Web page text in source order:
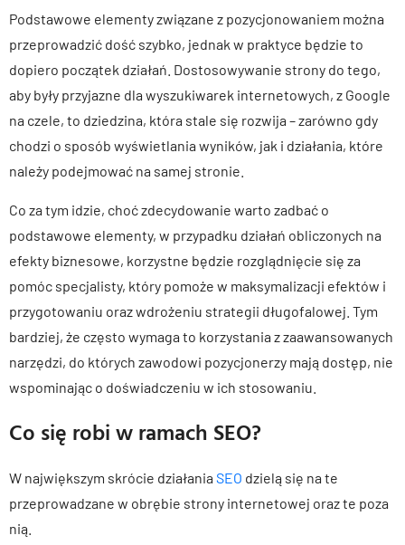
Podstawowe elementy związane z pozycjonowaniem można
przeprowadzić dość szybko, jednak w praktyce będzie to
dopiero początek działań. Dostosowywanie strony do tego,
aby były przyjazne dla wyszukiwarek internetowych, z Google
na czele, to dziedzina, która stale się rozwija – zarówno gdy
chodzi o sposób wyświetlania wyników, jak i działania, które
należy podejmować na samej stronie.
Co za tym idzie, choć zdecydowanie warto zadbać o
podstawowe elementy, w przypadku działań obliczonych na
efekty biznesowe, korzystne będzie rozglądnięcie się za
pomóc specjalisty, który pomoże w maksymalizacji efektów i
przygotowaniu oraz wdrożeniu strategii długofalowej. Tym
bardziej, że często wymaga to korzystania z zaawansowanych
narzędzi, do których zawodowi pozycjonerzy mają dostęp, nie
wspominając o doświadczeniu w ich stosowaniu.
Co się robi w ramach SEO?
W największym skrócie działania SEO dzielą się na te
przeprowadzane w obrębie strony internetowej oraz te poza
nią.